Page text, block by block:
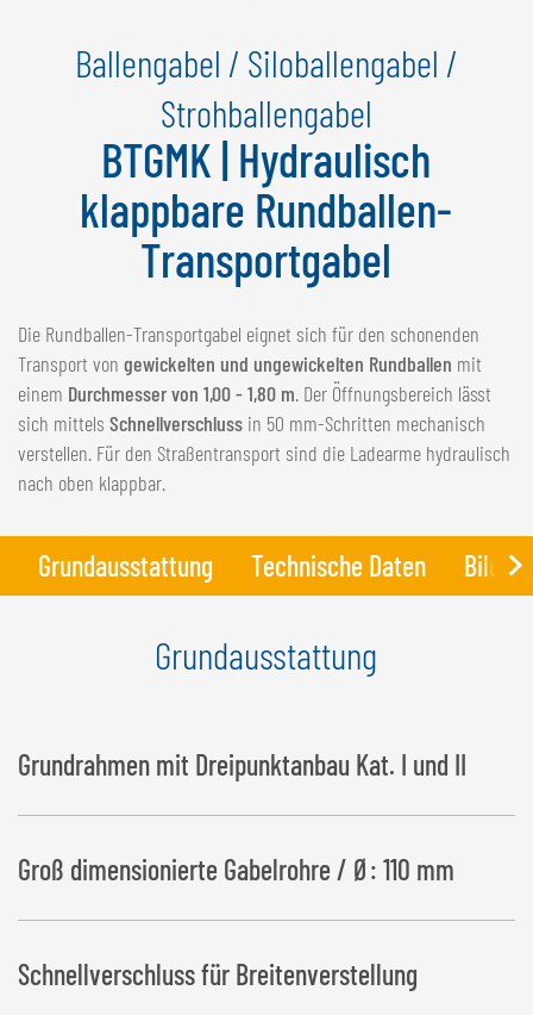
FRANÇAIS
SCHWEIZ
GÖWEIL Schweiz
Ballengabel / Siloballengabel /
Strohballengabel
BTGMK | Hydraulisch
klappbare Rundballen-
Transportgabel
Die Rundballen-Transportgabel eignet sich für den schonenden
Transport von gewickelten und ungewickelten Rundballen mit
einem Durchmesser von 1,00 - 1,80 m. Der Öffnungsbereich lässt
sich mittels Schnellverschluss in 50 mm-Schritten mechanisch
verstellen. Für den Straßentransport sind die Ladearme hydraulisch
nach oben klappbar.
Grundausstattung Technische Daten Bilder
Grundausstattung
Grundrahmen mit Dreipunktanbau Kat. I und II
Groß dimensionierte Gabelrohre / Ø: 110 mm
Schnellverschluss für Breitenverstellung